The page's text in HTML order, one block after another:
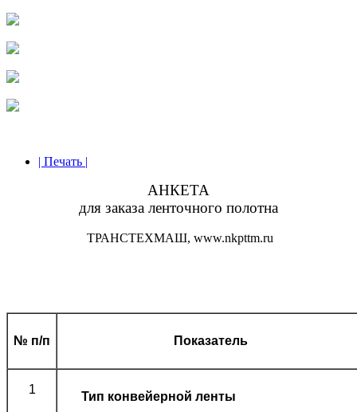
| Печать |
АНКЕТА
для заказа ленточного полотна
ТРАНСТЕХМАШ, www.nkpttm.ru
№ п/п Показатель
1
Тип конвейерной ленты